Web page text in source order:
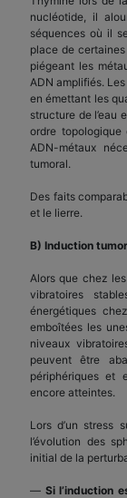
nucléotide, il
séquences où il
place de certaines
piégeant les
ADN amplifiés.
en émettant les
structure de l’eau
ordre topologique
ADN-métaux
tumoral.
Des faits
et le lierre.
B) Induction
Alors que chez
vibratoires
énergétiques
emboîtées les
niveaux
peuvent être
périphériques et
encore atteintes.
Lors d’un stress
l’évolution des
initial de la
— Si l’induction